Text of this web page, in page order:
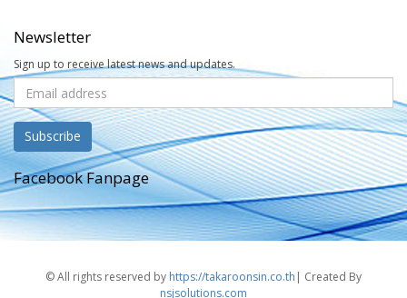
Newsletter
Sign up to receive latest news and updates.
Facebook Fanpage
© All rights reserved by https://takaroonsin.co.th | Created By
nsjsolutions.com